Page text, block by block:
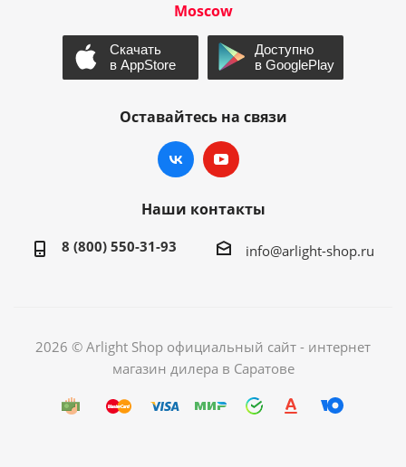
Moscow
Оставайтесь на связи
Наши контакты
8 (800) 550-31-93 info@arlight-shop.ru
2026 © Arlight Shop официальный сайт - интернет
магазин дилера в Саратове